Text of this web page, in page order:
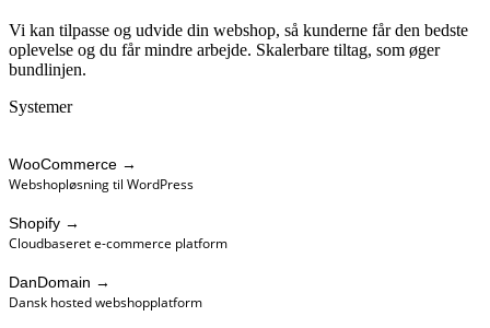
Vi kan tilpasse og udvide din webshop, så kunderne får den bedste
oplevelse og du får mindre arbejde. Skalerbare tiltag, som øger
bundlinjen.
Systemer
WooCommerce →
Webshopløsning til WordPress
Shopify →
Cloudbaseret e-commerce platform
DanDomain →
Dansk hosted webshopplatform